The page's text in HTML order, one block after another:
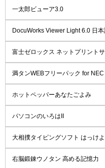
一太郎ビューア3.0
DocuWorks Viewer Light 6.0 日本
富士ゼロックス ネットプリント
満タンWEBフリーパック for NEC
ホットペッパーあなたごよみ
パソコンのいろはII
大相撲タイピングソフト はっけ
右脳鍛錬ウノタン 高める記憶力